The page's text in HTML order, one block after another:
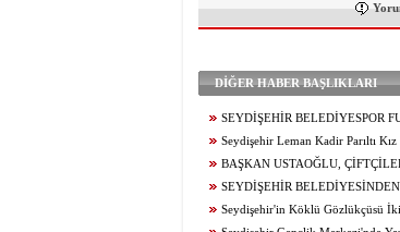
DİĞER HABER BAŞLIKLARI
SEYDİŞEHİR BELEDİYESPOR
SEÇMELERİ TAMAMLANDI
Seydişehir Leman Kadir Parıltı
Lisesi Öğrencileri Erasmus+ ile
BAŞKAN USTAOĞLU,
ZİYARET ETTİ
SEYDİŞEHİR
Seydişehir'in Köklü Gözlükçüsü